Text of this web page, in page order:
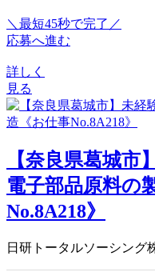
＼最短45秒で完了／
応募へ進む
詳しく
見る
【奈良県葛城市
電子部品原料の
No.8A218》
日研トータルソーシング